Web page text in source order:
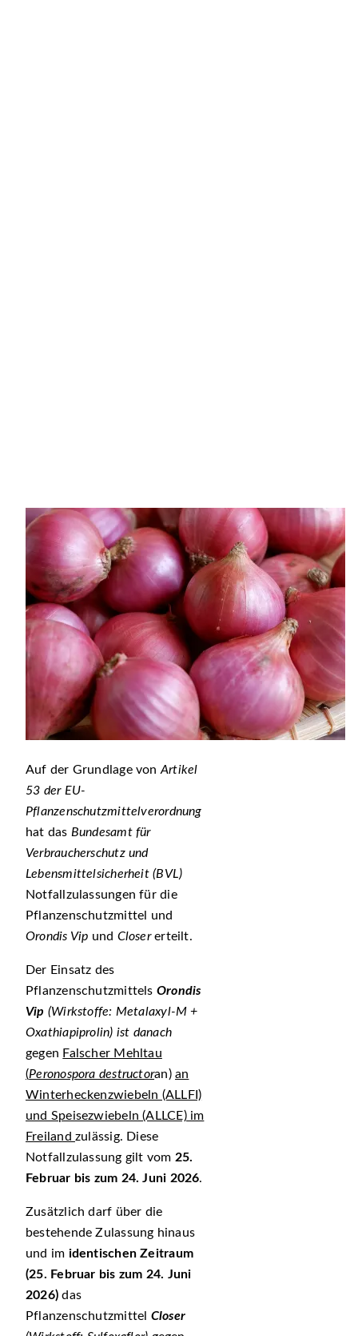
Auf der Grundlage von Artikel
53 der EU-
Pflanzenschutzmittelverordnung
hat das Bundesamt für
Verbraucherschutz und
Lebensmittelsicherheit (BVL)
Notfallzulassungen für die
Pflanzenschutzmittel und
Orondis Vip und Closererteilt.
Der Einsatz des
Pflanzenschutzmittels Orondis
Vip (Wirkstoffe: Metalaxyl-M +
Oxathiapiprolin) ist danach
gegen Falscher Mehltau
(Peronospora destructoran) an
Winterheckenzwiebeln (ALLFI)
und Speisezwiebeln (ALLCE) im
Freiland zulässig. Diese
Notfallzulassung gilt vom 25.
Februar bis zum 24. Juni 2026.
Zusätzlich darf über die
bestehende Zulassung hinaus
und im identischen Zeitraum
(25. Februar bis zum 24. Juni
2026) das
Pflanzenschutzmittel Closer